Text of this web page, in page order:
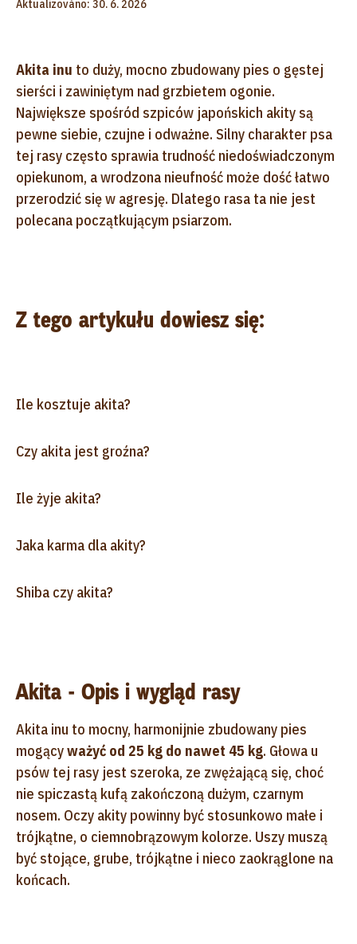
Aktualizováno: 30. 6. 2026
Akita inu to duży, mocno zbudowany pies o gęstej
sierści i zawiniętym nad grzbietem ogonie.
Największe spośród szpiców japońskich akity są
pewne siebie, czujne i odważne. Silny charakter psa
tej rasy często sprawia trudność niedoświadczonym
opiekunom, a wrodzona nieufność może dość łatwo
przerodzić się w agresję. Dlatego rasa ta nie jest
polecana początkującym psiarzom.
Z tego artykułu dowiesz się:
Ile kosztuje akita?
Czy akita jest groźna?
Ile żyje akita?
Jaka karma dla akity?
Shiba czy akita?
Akita - Opis i wygląd rasy
Akita inu to mocny, harmonijnie zbudowany pies
mogącyważyć od 25 kg do nawet 45 kg. Głowa u
psów tej rasy jest szeroka, ze zwężającą się, choć
nie spiczastą kufą zakończoną dużym, czarnym
nosem. Oczy akity powinny być stosunkowo małe i
trójkątne, o ciemnobrązowym kolorze. Uszy muszą
być stojące, grube, trójkątne i nieco zaokrąglone na
końcach.